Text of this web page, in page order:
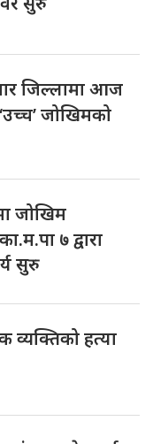
जिल्लामा आज
जोखिमको
जोखिम
७ द्वारा
सुरु
व्यक्तिको हत्या